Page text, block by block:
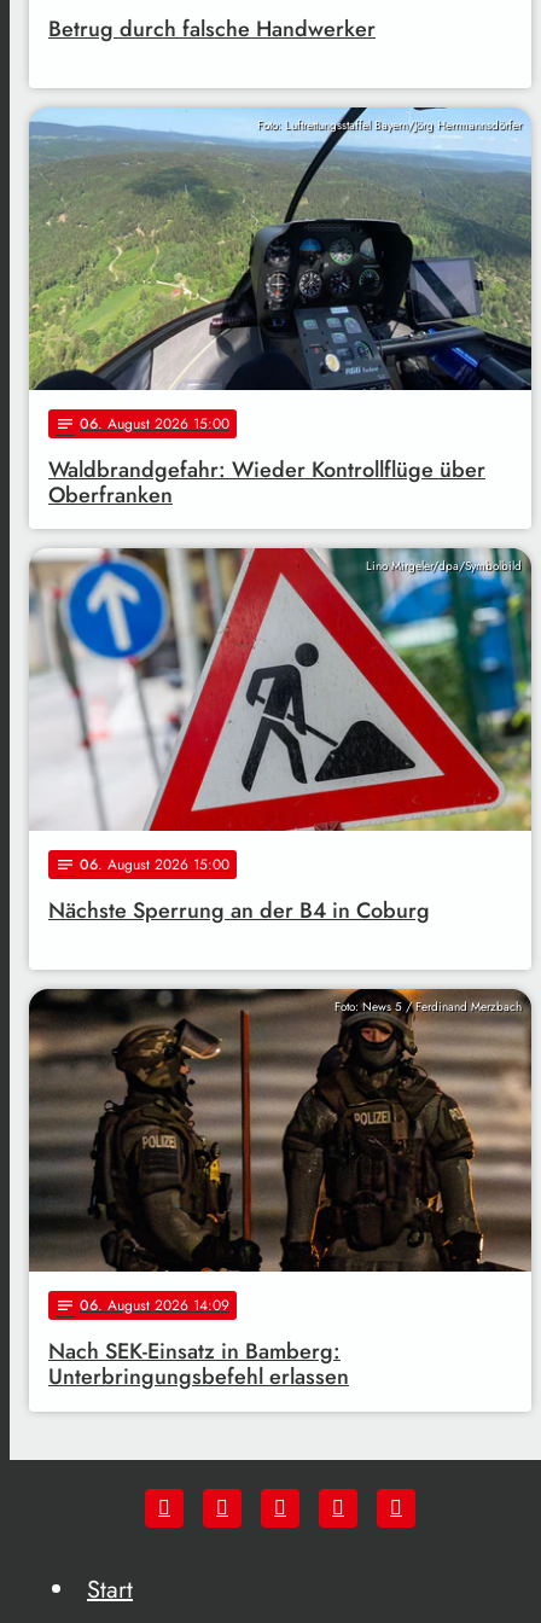
Betrug durch falsche Handwerker
Foto: Luftrettungsstaffel Bayern/Jörg Herrmannsdörfer
notes 06. August 2026 15:00
Waldbrandgefahr: Wieder Kontrollflüge über
Oberfranken
Lino Mirgeler/dpa/Symbolbild
notes 06. August 2026 15:00
Nächste Sperrung an der B4 in Coburg
Foto: News 5 / Ferdinand Merzbach
notes 06. August 2026 14:09
Nach SEK-Einsatz in Bamberg:
Unterbringungsbefehl erlassen
Start